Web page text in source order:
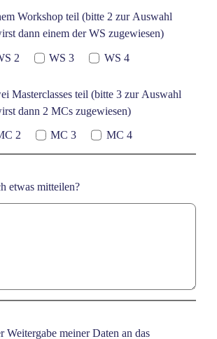
Workshop teil (bitte 2 zur Auswahl
dann einem der WS zugewiesen)
2 WS 3 WS 4
Masterclasses teil (bitte 3 zur Auswahl
dann 2 MCs zugewiesen)
2 MC 3 MC 4
etwas mitteilen?
Weitergabe meiner Daten an das